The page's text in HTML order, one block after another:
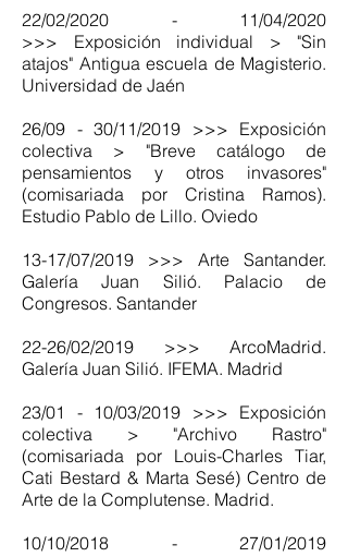
22/02/2020 - 11/04/2020
>>> Exposición individual > "Sin
atajos" Antigua escuela de Magisterio.
Universidad de Jaén
26/09 - 30/11/2019 >>> Exposición
colectiva > "Breve catálogo de
pensamientos y otros invasores"
(comisariada por Cristina Ramos).
Estudio Pablo de Lillo. Oviedo
13-17/07/2019 >>> Arte Santander.
Galería Juan Silió. Palacio de
Congresos. Santander
22-26/02/2019 >>> ArcoMadrid.
Galería Juan Silió. IFEMA. Madrid
23/01 - 10/03/2019 >>> Exposición
colectiva > "Archivo Rastro"
(comisariada por Louis-Charles Tiar,
Cati Bestard & Marta Sesé) Centro de
Arte de la Complutense. Madrid.
10/10/2018 - 27/01/2019